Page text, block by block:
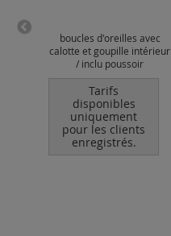
boucles d'oreilles avec
calotte et goupille intérieur
/ inclu poussoir
Tarifs
disponibles
uniquement
pour les clients
enregistrés.